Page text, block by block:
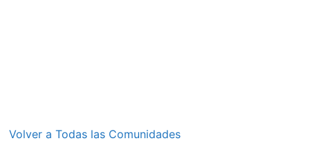
Volver a Todas las Comunidades